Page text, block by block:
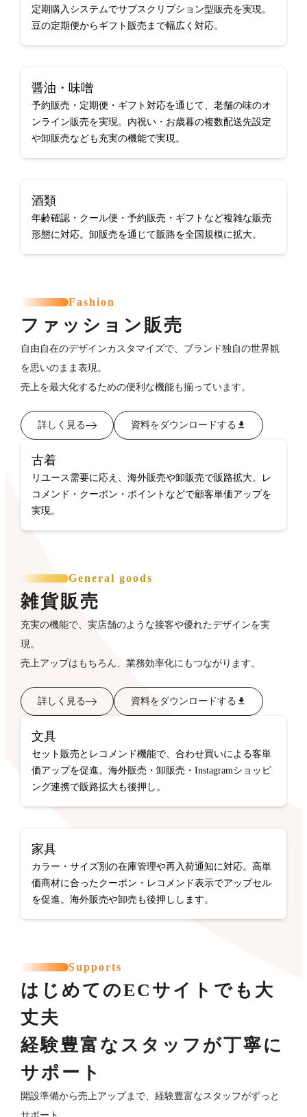
定期購入システムでサブスクリプション型販売を実現。
豆の定期便からギフト販売まで幅広く対応。
醤油・味噌
予約販売・定期便・ギフト対応を通じて、老舗の味のオ
ンライン販売を実現。内祝い・お歳暮の複数配送先設定
や卸販売なども充実の機能で実現。
酒類
年齢確認・クール便・予約販売・ギフトなど複雑な販売
形態に対応。卸販売を通じて販路を全国規模に拡大。
Fashion
ファッション販売
自由自在のデザインカスタマイズで、ブランド独自の世界観
を思いのまま表現。
売上を最大化するための便利な機能も揃っています。
詳しく見る 資料をダウンロードする
古着
リユース需要に応え、海外販売や卸販売で販路拡大。レ
コメンド・クーポン・ポイントなどで顧客単価アップを
実現。
General goods
雑貨販売
充実の機能で、実店舗のような接客や優れたデザインを実
現。
売上アップはもちろん、業務効率化にもつながります。
詳しく見る 資料をダウンロードする
文具
セット販売とレコメンド機能で、合わせ買いによる客単
価アップを促進。海外販売・卸販売・Instagramショッピ
ング連携で販路拡大も後押し。
家具
カラー・サイズ別の在庫管理や再入荷通知に対応。高単
価商材に合ったクーポン・レコメンド表示でアップセル
を促進。海外販売や卸売も後押しします。
Supports
はじめてのECサイトでも大
丈夫
経験豊富なスタッフが丁寧に
サポート
開設準備から売上アップまで、経験豊富なスタッフがずっと